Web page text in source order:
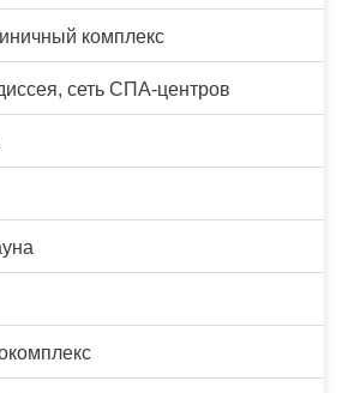
комплекс
сеть СПА-центров